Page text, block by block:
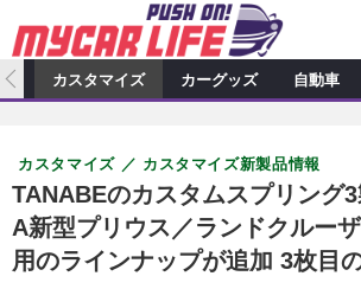
カーオーディオ
プロショップ検索 シ
カーオーディオニュース デ
その他
カスタマイズ特集記事 カス
カスタマイズニュース
カーグッズ
カーグッズ特集記事 カー
カーグッズニュース
自動車
カスタマイズ カーグッズ 自動車
TANABEのカスタムスプリング
A新型プリウス／ランドクルー
用のラインナップが追加 3枚目
カスタマイズ カスタマイズ新製品情報